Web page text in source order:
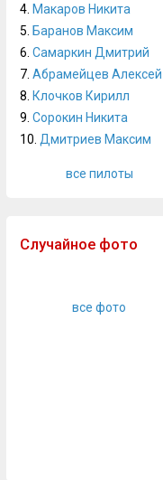
4. Макаров Никита
5. Баранов Максим
6. Самаркин Дмитрий
7. Абрамейцев Алексей
8. Клочков Кирилл
9. Сорокин Никита
10. Дмитриев Максим
все пилоты
Случайное фото
все фото